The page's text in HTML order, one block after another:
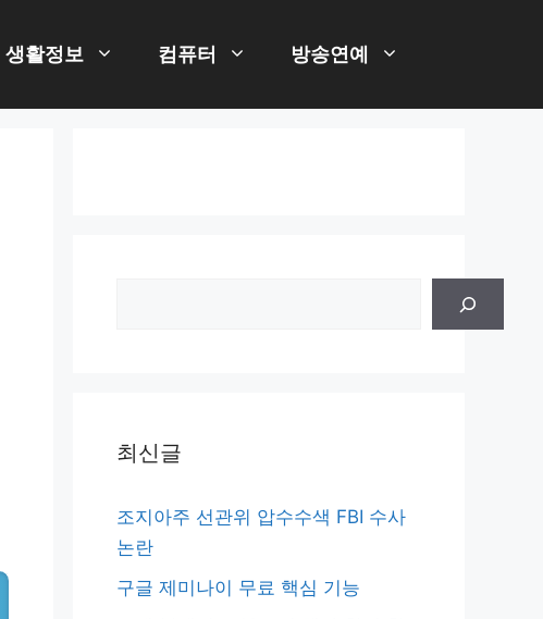
생활정보 컴퓨터 방송연예
최신글
조지아주 선관위 압수수색 FBI 수사
논란
구글 제미나이 무료 핵심 기능